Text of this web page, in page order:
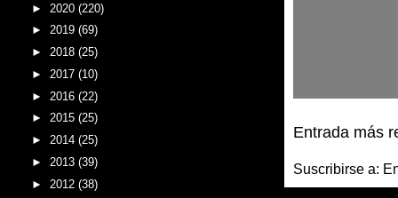
Entrada más
Suscribirse a:
► 2020 (220)
► 2019 (69)
► 2018 (25)
► 2017 (10)
► 2016 (22)
► 2015 (25)
► 2014 (25)
► 2013 (39)
► 2012 (38)